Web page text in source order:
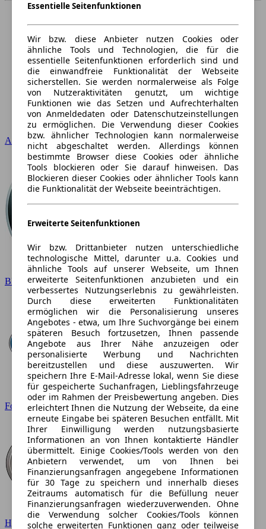
Audi
BMW
Ford
Hyundai
Essentielle Seitenfunktionen
Wir bzw. diese Anbieter nutzen Cookies oder
ähnliche Tools und Technologien, die für die
essentielle Seitenfunktionen erforderlich sind und
die einwandfreie Funktionalität der Webseite
sicherstellen. Sie werden normalerweise als Folge
von Nutzeraktivitäten genutzt, um wichtige
Funktionen wie das Setzen und Aufrechterhalten
von Anmeldedaten oder Datenschutzeinstellungen
zu ermöglichen. Die Verwendung dieser Cookies
bzw. ähnlicher Technologien kann normalerweise
nicht abgeschaltet werden. Allerdings können
bestimmte Browser diese Cookies oder ähnliche
Tools blockieren oder Sie darauf hinweisen. Das
Blockieren dieser Cookies oder ähnlicher Tools kann
die Funktionalität der Webseite beeinträchtigen.
Erweiterte Seitenfunktionen
Wir bzw. Drittanbieter nutzen unterschiedliche
technologische Mittel, darunter u.a. Cookies und
ähnliche Tools auf unserer Webseite, um Ihnen
erweiterte Seitenfunktionen anzubieten und ein
verbessertes Nutzungserlebnis zu gewährleisten.
Durch diese erweiterten Funktionalitäten
ermöglichen wir die Personalisierung unseres
Angebotes - etwa, um Ihre Suchvorgänge bei einem
späteren Besuch fortzusetzen, Ihnen passende
Angebote aus Ihrer Nähe anzuzeigen oder
personalisierte Werbung und Nachrichten
bereitzustellen und diese auszuwerten. Wir
speichern Ihre E-Mail-Adresse lokal, wenn Sie diese
für gespeicherte Suchanfragen, Lieblingsfahrzeuge
oder im Rahmen der Preisbewertung angeben. Dies
erleichtert Ihnen die Nutzung der Webseite, da eine
erneute Eingabe bei späteren Besuchen entfällt. Mit
Ihrer Einwilligung werden nutzungsbasierte
Informationen an von Ihnen kontaktierte Händler
übermittelt. Einige Cookies/Tools werden von den
Anbietern verwendet, um von Ihnen bei
Finanzierungsanfragen angegebene Informationen
für 30 Tage zu speichern und innerhalb dieses
Zeitraums automatisch für die Befüllung neuer
Finanzierungsanfragen wiederzuverwenden. Ohne
die Verwendung solcher Cookies/Tools können
solche erweiterten Funktionen ganz oder teilweise